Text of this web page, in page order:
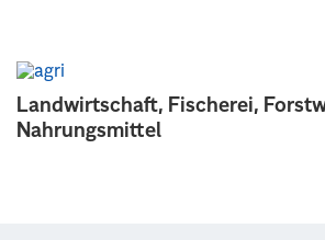
Landwirtschaft, Fischerei,
Nahrungsmittel